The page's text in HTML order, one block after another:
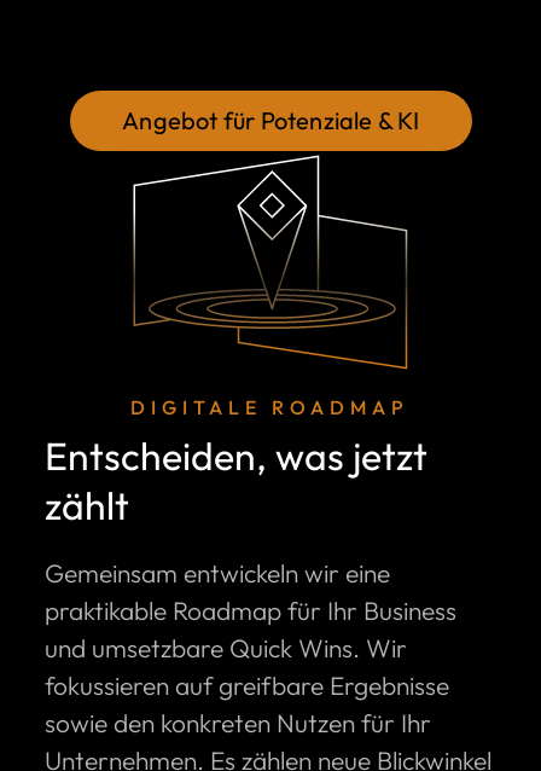
Angebot für Potenziale & KI
DIGITALE ROADMAP
Entscheiden, was jetzt
zählt
Gemeinsam entwickeln wir eine
praktikable Roadmap für Ihr Business
und umsetzbare Quick Wins. Wir
fokussieren auf greifbare Ergebnisse
sowie den konkreten Nutzen für Ihr
Unternehmen. Es zählen neue Blickwinkel